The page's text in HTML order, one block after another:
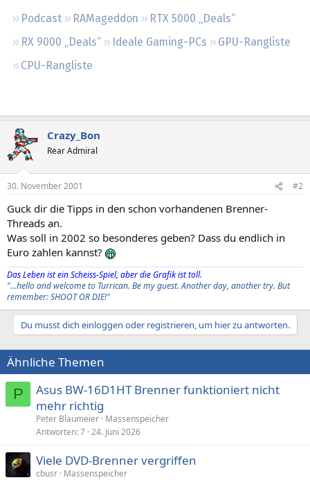
Podcast RAMageddon
RTX 5000 „Deals“
RX 9000 „Deals“
Ideale Gaming-PCs
GPU-Rangliste
CPU-Rangliste
Crazy_Bon
Rear Admiral
30. November 2001 #2
Guck dir die Tipps in den schon vorhandenen Brenner-
Threads an.
Was soll in 2002 so besonderes geben? Dass du endlich in
Euro zahlen kannst?
Das Leben ist ein Scheiss-Spiel, aber die Grafik ist toll.
"...hello and welcome to Turrican. Be my guest. Another day, another try. But
remember: SHOOT OR DIE!"
Du musst dich einloggen oder registrieren, um hier zu antworten.
Ähnliche Themen
P
Asus BW-16D1HT Brenner funktioniert nicht
mehr richtig
Peter Blaumeier Massenspeicher
Antworten 7 24. Juni 2026
Viele DVD-Brenner vergriffen
cbusr Massenspeicher